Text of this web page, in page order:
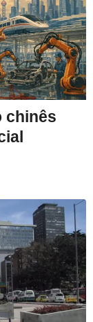
chinês